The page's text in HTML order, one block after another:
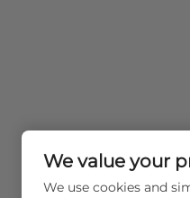
We value your
We use cookies and